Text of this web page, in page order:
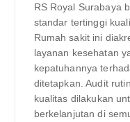
RS Royal Surabaya
standar tertinggi
Rumah sakit ini
layanan kesehatan
kepatuhannya
ditetapkan. Audit
kualitas dilakukan
berkelanjutan di